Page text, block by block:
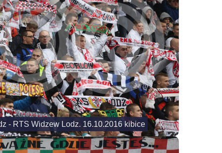
- RTS Widzew Lodz. 16.10.2016 kibice